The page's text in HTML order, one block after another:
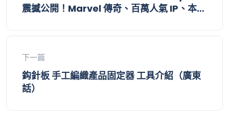
震撼公開！Marvel 傳奇、百萬人氣 IP、本地
下一篇
鈎針板 手工編織產品固定器 工具介紹（廣東
話）